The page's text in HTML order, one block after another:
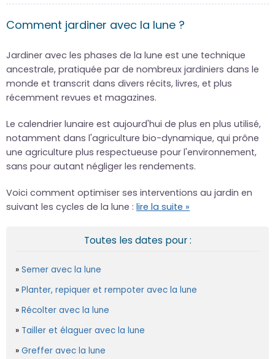
Comment jardiner avec la lune ?
Jardiner avec les phases de la lune est une technique
ancestrale, pratiquée par de nombreux jardiniers dans le
monde et transcrit dans divers récits, livres, et plus
récemment revues et magazines.
Le calendrier lunaire est aujourd'hui de plus en plus utilisé,
notamment dans l'agriculture bio-dynamique, qui prône
une agriculture plus respectueuse pour l'environnement,
sans pour autant négliger les rendements.
Voici comment optimiser ses interventions au jardin en
suivant les cycles de la lune : lire la suite »
Toutes les dates pour :
Semer avec la lune
Planter, repiquer et rempoter avec la lune
Récolter avec la lune
Tailler et élaguer avec la lune
Greffer avec la lune